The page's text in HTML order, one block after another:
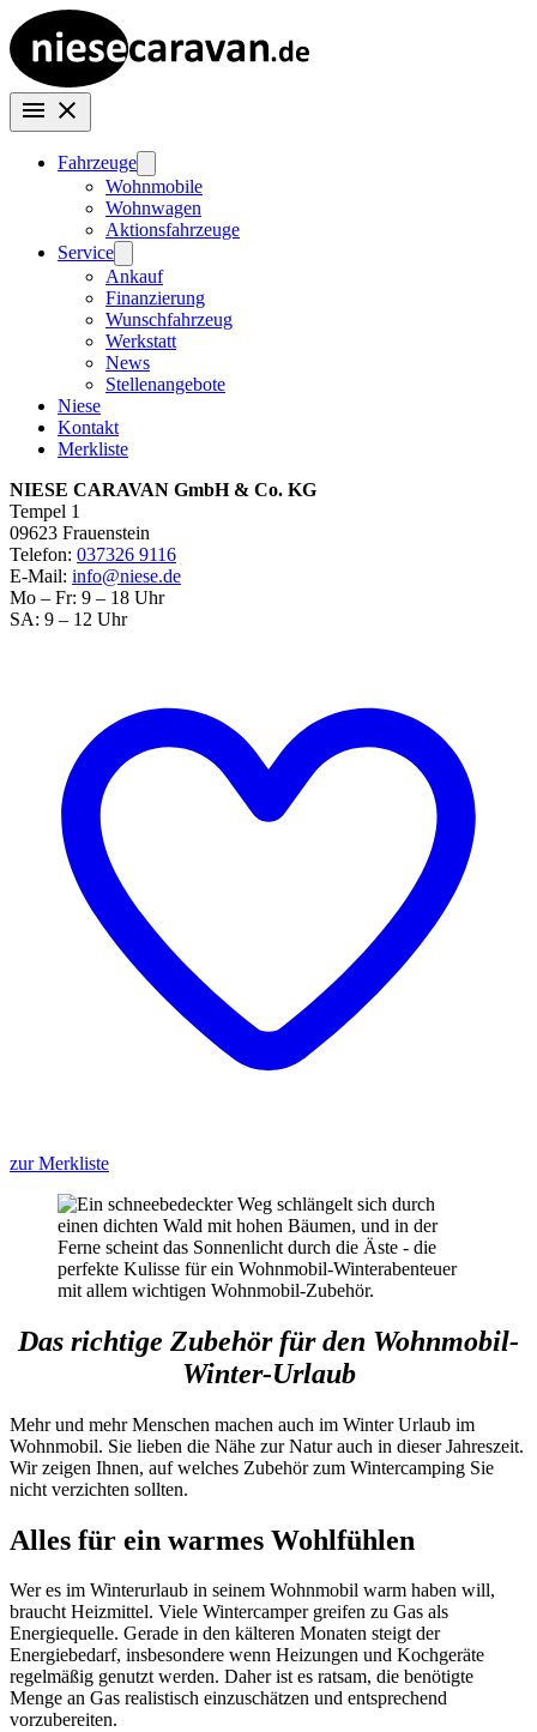
Fahrzeuge
Wohnmobile
Wohnwagen
Aktionsfahrzeuge
Service
Ankauf
Finanzierung
Wunschfahrzeug
Werkstatt
News
Stellenangebote
Niese
Kontakt
Merkliste
NIESE CARAVAN GmbH & Co. KG
Tempel 1
09623 Frauenstein
Telefon: 037326 9116
E-Mail: info@niese.de
Mo – Fr: 9 – 18 Uhr
SA: 9 – 12 Uhr
zur Merkliste
Das richtige Zubehör für den Wohnmobil-
Winter-Urlaub
Mehr und mehr Menschen machen auch im Winter Urlaub im
Wohnmobil. Sie lieben die Nähe zur Natur auch in dieser Jahreszeit.
Wir zeigen Ihnen, auf welches Zubehör zum Wintercamping Sie
nicht verzichten sollten.
Alles für ein warmes Wohlfühlen
Wer es im Winterurlaub in seinem Wohnmobil warm haben will,
braucht Heizmittel. Viele Wintercamper greifen zu Gas als
Energiequelle. Gerade in den kälteren Monaten steigt der
Energiebedarf, insbesondere wenn Heizungen und Kochgeräte
regelmäßig genutzt werden. Daher ist es ratsam, die benötigte
Menge an Gas realistisch einzuschätzen und entsprechend
vorzubereiten.